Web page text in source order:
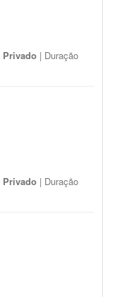
Privado | Duração
Privado | Duração